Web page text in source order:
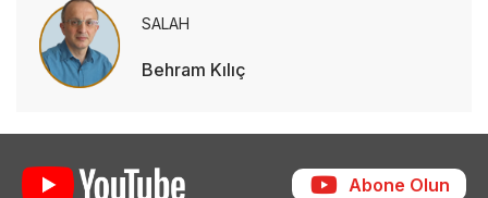
SALAH
Behram Kılıç
Abone Olun